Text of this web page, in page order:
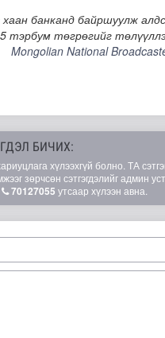
банканд байршуулж
тэрбум төгрөгийг
Mongolian National
БИЧИХ:
хүлээхгүй болно. ТА
зөрчсөн сэтгэгдэлийг админ
70127055 утсаар хүлээн авна.